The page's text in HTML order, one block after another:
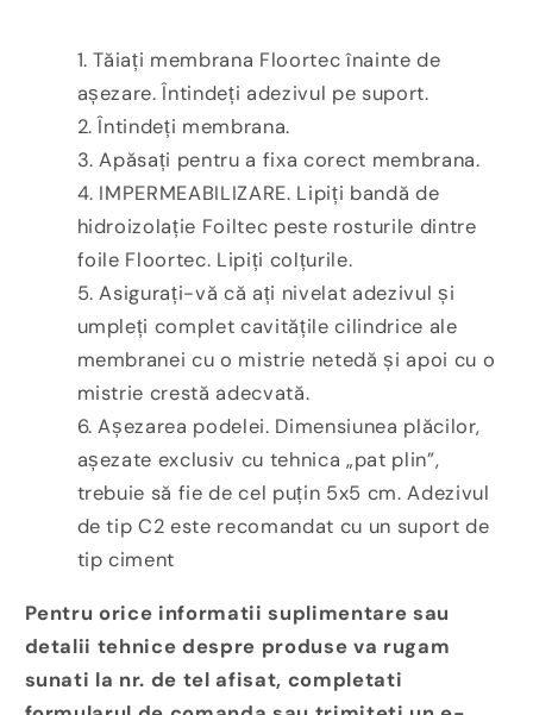
Tăiați membrana Floortec înainte de
așezare. Întindeți adezivul pe suport.
Întindeți membrana.
Apăsați pentru a fixa corect membrana.
IMPERMEABILIZARE. Lipiți bandă de
hidroizolație Foiltec peste rosturile dintre
foile Floortec. Lipiți colțurile.
Asigurați-vă că ați nivelat adezivul și
umpleți complet cavitățile cilindrice ale
membranei cu o mistrie netedă și apoi cu o
mistrie crestă adecvată.
Așezarea podelei. Dimensiunea plăcilor,
așezate exclusiv cu tehnica „pat plin”,
trebuie să fie de cel puțin 5x5 cm. Adezivul
de tip C2 este recomandat cu un suport de
tip ciment
Pentru orice informatii suplimentare sau
detalii tehnice despre produse va rugam
sunati la nr. de tel afisat, completati